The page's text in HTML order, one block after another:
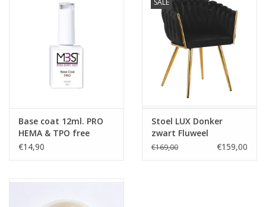
de ogen. Niet inslikken. Bewaar producten niet in de zon. Sluit
Prijzen zijn incl. btw
Base coat 12ml. PRO
HEMA & TPO free
€14,90
SALE
Stoel LUX Donker
zwart Fluweel
€169,00 €159,00